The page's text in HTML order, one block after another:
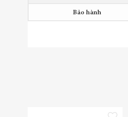
Bảo hành
Thêm vào